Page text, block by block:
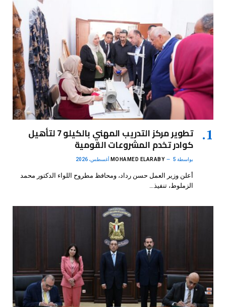
تطوير مركز التدريب المهني بالكيلو 7 لتأهيل
كوادر تخدم المشروعات القومية
بواسطة MOHAMED ELARABY 5 أغسطس، 2026
أعلن وزير العمل حسن رداد، ومحافظ مطروح اللواء الدكتور محمد
الزملوط، تنفيذ…